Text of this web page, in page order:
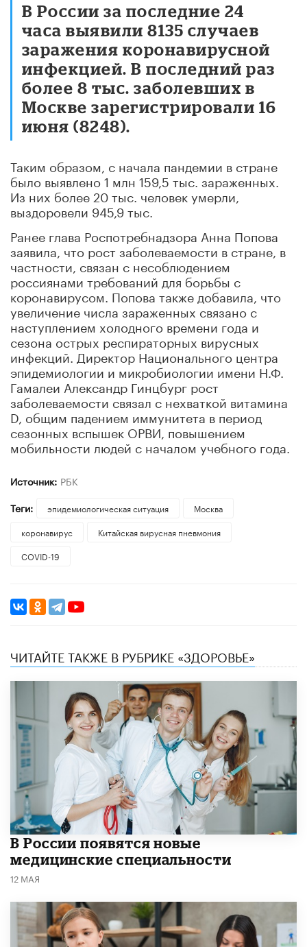
В России за последние 24
часа выявили 8135 случаев
заражения коронавирусной
инфекцией. В последний раз
более 8 тыс. заболевших в
Москве зарегистрировали 16
июня (8248).
Таким образом, с начала пандемии в стране
было выявлено 1 млн 159,5 тыс. зараженных.
Из них более 20 тыс. человек умерли,
выздоровели 945,9 тыс.
Ранее глава Роспотребнадзора Анна Попова
заявила, что рост заболеваемости в стране, в
частности, связан с несоблюдением
россиянами требований для борьбы с
коронавирусом. Попова также добавила, что
увеличение числа зараженных связано с
наступлением холодного времени года и
сезона острых респираторных вирусных
инфекций. Директор Национального центра
эпидемиологии и микробиологии имени Н.Ф.
Гамалеи Александр Гинцбург рост
заболеваемости связал с нехваткой витамина
D, общим падением иммунитета в период
сезонных вспышек ОРВИ, повышением
мобильности людей с началом учебного года.
Источник: РБК
Теги:
эпидемиологическая ситуация
Москва
коронавирус
Китайская вирусная пневмония
COVID-19
ЧИТАЙТЕ ТАКЖЕ В РУБРИКЕ «ЗДОРОВЬЕ»
В России появятся новые
медицинские специальности
12 МАЯ